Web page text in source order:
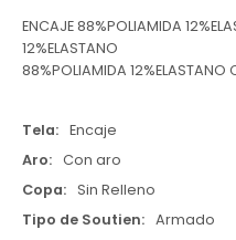
ENCAJE 88%POLIAMIDA
12%ELASTANO
88%POLIAMIDA 12%ELASTANO
Tela
Encaje
Aro
Con aro
Copa
Sin Relleno
Tipo de Soutien
Armado